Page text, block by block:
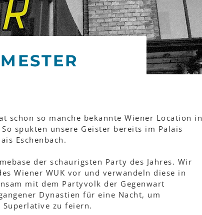
schon so manche bekannte Wiener Location in
spukten unsere Geister bereits im Palais
Eschenbach.
der schaurigsten Party des Jahres. Wir
Wiener WUK vor und verwandeln diese in
mit dem Partyvolk der Gegenwart
Dynastien für eine Nacht, um
Superlative zu feiern.